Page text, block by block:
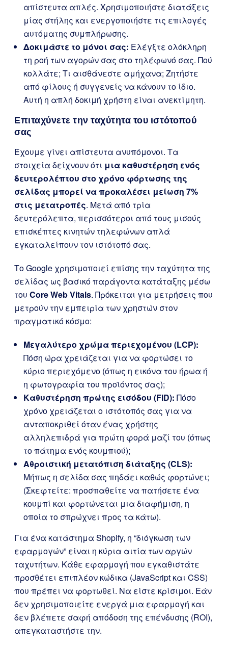
απίστευτα απλές. Χρησιμοποιήστε διατάξεις
μίας στήλης και ενεργοποιήστε τις επιλογές
αυτόματης συμπλήρωσης.
Δοκιμάστε το μόνοι σας: Ελέγξτε ολόκληρη
τη ροή των αγορών σας στο τηλέφωνό σας. Πού
κολλάτε; Τι αισθάνεστε αμήχανα; Ζητήστε
από φίλους ή συγγενείς να κάνουν το ίδιο.
Αυτή η απλή δοκιμή χρήστη είναι ανεκτίμητη.
Επιταχύνετε την ταχύτητα του ιστότοπού
σας
Έχουμε γίνει απίστευτα ανυπόμονοι. Τα
στοιχεία δείχνουν ότι μια καθυστέρηση ενός
δευτερολέπτου στο χρόνο φόρτωσης της
σελίδας μπορεί να προκαλέσει μείωση 7%
στις μετατροπές. Μετά από τρία
δευτερόλεπτα, περισσότεροι από τους μισούς
επισκέπτες κινητών τηλεφώνων απλά
εγκαταλείπουν τον ιστότοπό σας.
Το Google χρησιμοποιεί επίσης την ταχύτητα της
σελίδας ως βασικό παράγοντα κατάταξης μέσω
του Core Web Vitals. Πρόκειται για μετρήσεις που
μετρούν την εμπειρία των χρηστών στον
πραγματικό κόσμο:
Μεγαλύτερο χρώμα περιεχομένου (LCP):
Πόση ώρα χρειάζεται για να φορτώσει το
κύριο περιεχόμενο (όπως η εικόνα του ήρωα ή
η φωτογραφία του προϊόντος σας);
Καθυστέρηση πρώτης εισόδου (FID): Πόσο
χρόνο χρειάζεται ο ιστότοπός σας για να
ανταποκριθεί όταν ένας χρήστης
αλληλεπιδρά για πρώτη φορά μαζί του (όπως
το πάτημα ενός κουμπιού);
Αθροιστική μετατόπιση διάταξης (CLS):
Μήπως η σελίδα σας πηδάει καθώς φορτώνει;
(Σκεφτείτε: προσπαθείτε να πατήσετε ένα
κουμπί και φορτώνεται μια διαφήμιση, η
οποία το σπρώχνει προς τα κάτω).
Για ένα κατάστημα Shopify, η “διόγκωση των
εφαρμογών” είναι η κύρια αιτία των αργών
ταχυτήτων. Κάθε εφαρμογή που εγκαθιστάτε
προσθέτει επιπλέον κώδικα (JavaScript και CSS)
που πρέπει να φορτωθεί. Να είστε κρίσιμοι. Εάν
δεν χρησιμοποιείτε ενεργά μια εφαρμογή και
δεν βλέπετε σαφή απόδοση της επένδυσης (ROI),
απεγκαταστήστε την.